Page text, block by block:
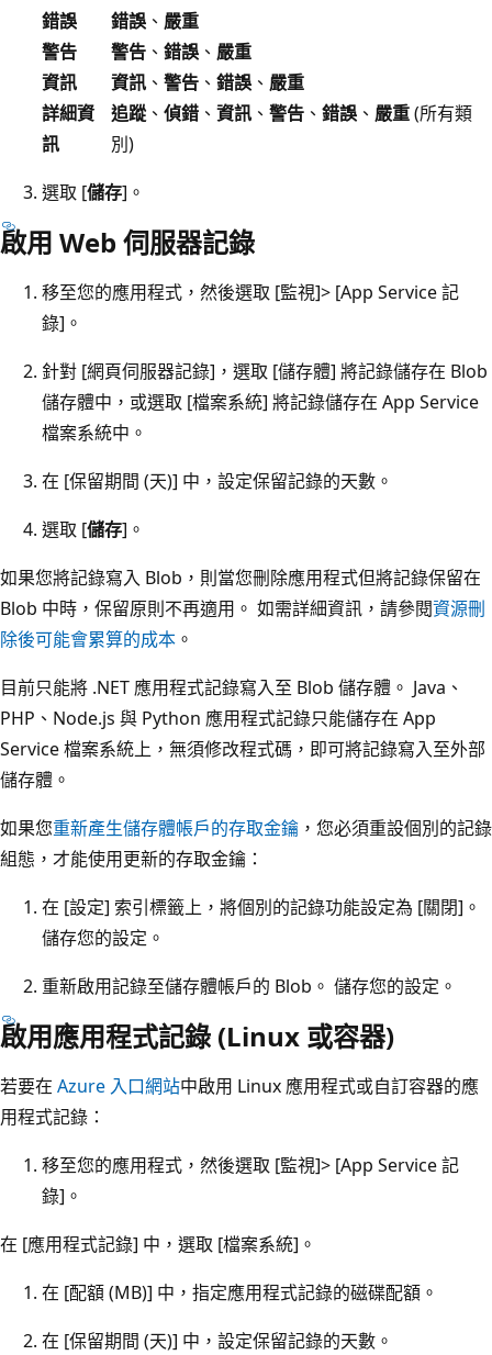
錯誤
錯誤 、 嚴重
警告
警告 、 錯誤 、 嚴重
資訊
資訊 、 警告 、 錯誤 、 嚴重
詳細資
訊
追蹤 、 偵錯 、 資訊 、 警告 、 錯誤 、 嚴重(所有類
別)
選取 [儲存]。
啟用 Web 伺服器記錄
移至您的應用程式，然後選取 [監視]> [App Service 記
錄] 。
針對 [網頁伺服器記錄] ，選取 [儲存體] 將記錄儲存在 Blob
儲存體中，或選取 [檔案系統] 將記錄儲存在 App Service
檔案系統中。
在 [保留期間 (天)] 中，設定保留記錄的天數。
選取 [儲存]。
如果您將記錄寫入 Blob，則當您刪除應用程式但將記錄保留在
Blob 中時，保留原則不再適用。 如需詳細資訊，請參閱資源刪
除後可能會累算的成本 。
目前只能將 .NET 應用程式記錄寫入至 Blob 儲存體。 Java、
PHP、Node.js 與 Python 應用程式記錄只能儲存在 App
Service 檔案系統上，無須修改程式碼，即可將記錄寫入至外部
儲存體。
如果您重新產生儲存體帳戶的存取金鑰 ，您必須重設個別的記錄
組態，才能使用更新的存取金鑰：
在 [設定] 索引標籤上，將個別的記錄功能設定為 [關閉] 。
儲存您的設定。
重新啟用記錄至儲存體帳戶的 Blob。 儲存您的設定。
啟用應用程式記錄 (Linux 或容器)
若要在 Azure 入口網站中啟用 Linux 應用程式或自訂容器的應
用程式記錄：
移至您的應用程式，然後選取 [監視]> [App Service 記
錄] 。
在 [應用程式記錄] 中，選取 [檔案系統] 。
在 [配額 (MB)] 中，指定應用程式記錄的磁碟配額。
在 [保留期間 (天)] 中，設定保留記錄的天數。